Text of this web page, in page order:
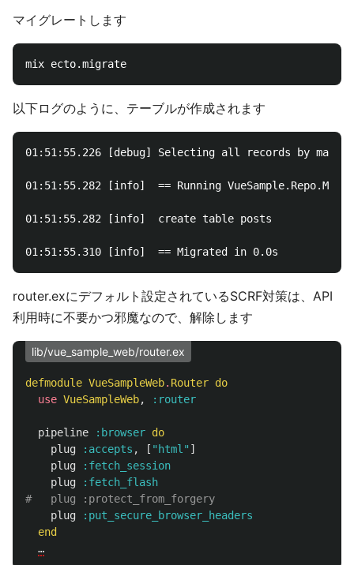
マイグレートします
以下ログのように、テーブルが作成されます
01:51:55.226 [debug] Selecting all records by
01:51:55.282 [info]  == Running
01:51:55.282 [info]  create table posts
router.exにデフォルト設定されているSCRF対策は、API
利用時に不要かつ邪魔なので、解除します
lib/vue_sample_web/router.ex
defmodule VueSampleWeb. Router do
use VueSampleWeb, :router
pipeline :browser do
plug
:accepts , [ "html" ]
plug
:fetch_session
plug
:fetch_flash
#   plug :protect_from_forgery
plug
:put_secure_browser_headers
end
…